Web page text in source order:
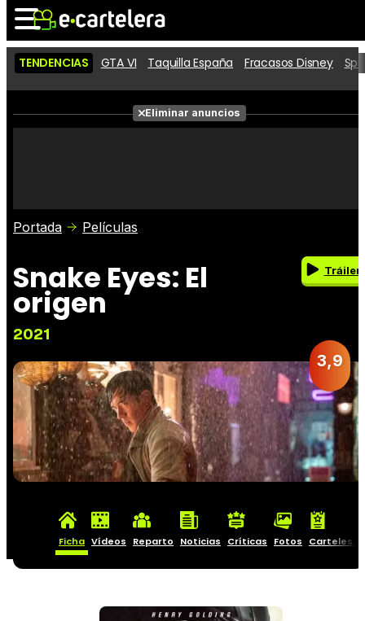
Noticias
Cartelera
Críticas
TENDENCIAS GTA VI Taquilla España Fracasos Disney
Eliminar anuncios
Portada Películas
Snake Eyes: El
origen
2021
Tráiler
3,9
Ficha Vídeos Reparto Noticias Críticas Fotos Carteles